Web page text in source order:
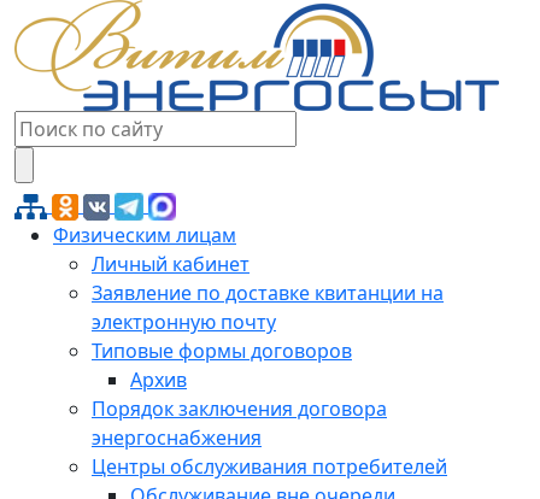
Физическим лицам
Личный кабинет
Заявление по доставке квитанции на
электронную почту
Типовые формы договоров
Архив
Порядок заключения договора
энергоснабжения
Центры обслуживания потребителей